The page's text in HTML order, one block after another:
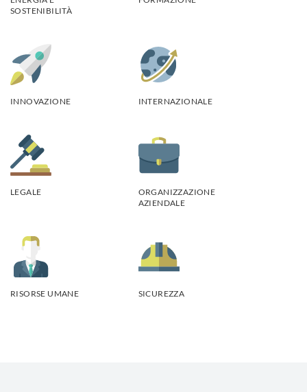
SOSTENIBILITÀ
INNOVAZIONE INTERNAZIONALE
LEGALE
ORGANIZZAZIONE
AZIENDALE
RISORSE UMANE SICUREZZA